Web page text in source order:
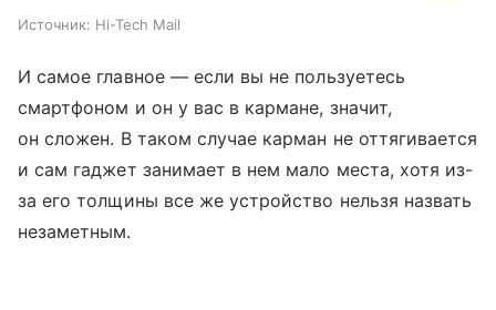
Источник: Hi-Tech Mail
И самое главное — если вы не пользуетесь
смартфоном и он у вас в кармане, значит,
он сложен. В таком случае карман не оттягивается
и сам гаджет занимает в нем мало места, хотя из-
за его толщины все же устройство нельзя назвать
незаметным.